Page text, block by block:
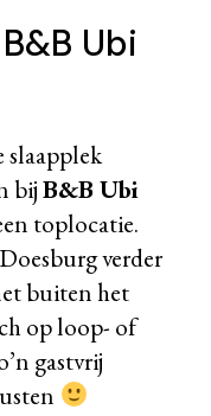
Ubi
slaapplek
bijB&B Ubi
toplocatie.
verder
buiten het
op loop- of
gastvrij